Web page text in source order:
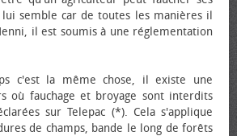
semble car de toutes les manières il
il est soumis à une réglementation
c'est la même chose, il existe une
où fauchage et broyage sont interdits
sur Telepac (*). Cela s'applique
de champs, bande le long de forêts